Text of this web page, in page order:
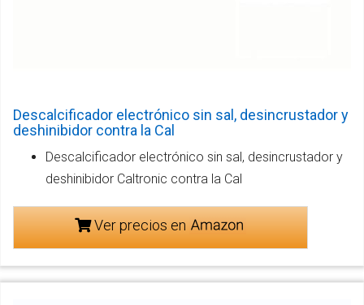
Descalcificador electrónico sin sal, desincrustador y
deshinibidor contra la Cal
Descalcificador electrónico sin sal, desincrustador y
deshinibidor Caltronic contra la Cal
Ver precios en